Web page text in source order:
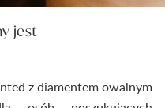
jest
z diamentem owalnym